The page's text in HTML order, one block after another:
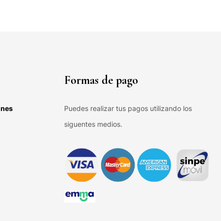
Formas de pago
Puedes realizar tus pagos utilizando los
siguentes medios.